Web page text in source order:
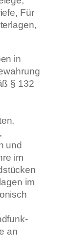
Für
in
§ 132
und
im
im
an